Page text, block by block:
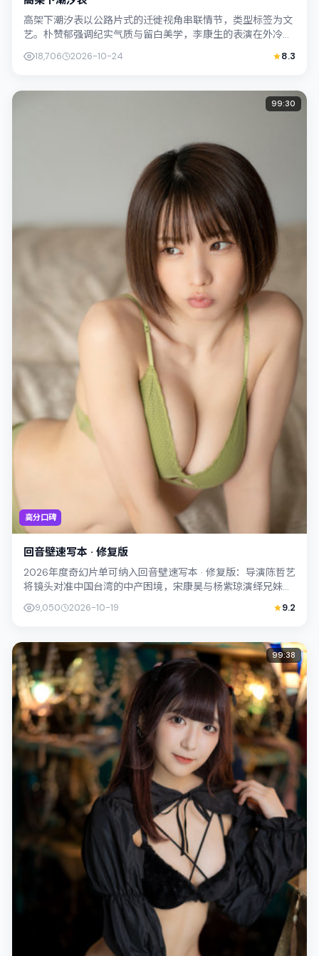
高架下潮汐表以公路片式的迁徙视角串联情节，类型标签为文
艺。朴赞郁强调纪实气质与留白美学，李康生的表演在外冷内
18,706 2026-10-24 8.3
高分口碑
99:30
回音壁速写本 · 修复版
2026年度奇幻片单可纳入回音壁速写本 · 修复版：导演陈哲艺
将镜头对准中国台湾的中产困境，宋康昊与杨紫琼演绎兄妹般
羁绊，文本层面兼顾悬疑线索与...
9,050 2026-10-19 9.2
99:38